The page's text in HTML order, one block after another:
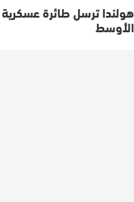
هولندا ترسل طائرة
الأوسط